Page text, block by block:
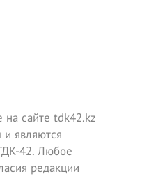
сайте tdk42.kz
являются
42. Любое
редакции